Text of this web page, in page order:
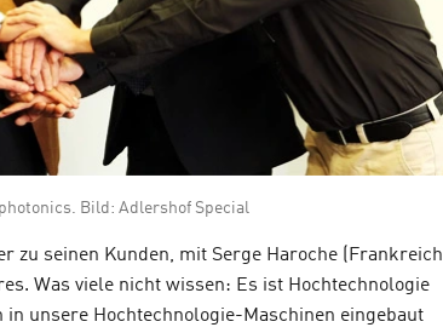
Bild: Adlershof Special
zu seinen Kunden, mit Serge Haroche (Frankreich)
Was viele nicht wissen: Es ist Hochtechnologie
unsere Hochtechnologie-Maschinen eingebaut